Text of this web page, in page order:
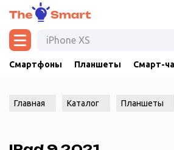
Смартфоны Планшеты Смарт-
Главная Каталог Планшеты